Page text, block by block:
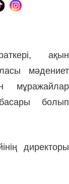
ақын
мәдениет
мұражайлар
болып
директоры